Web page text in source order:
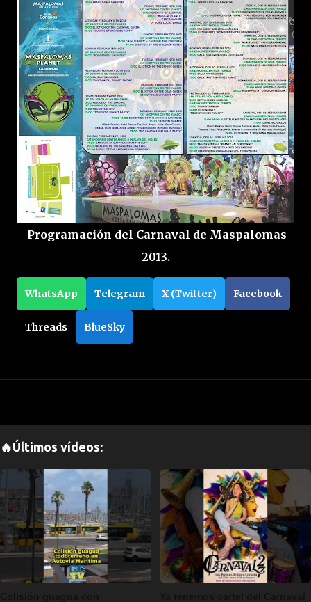
Programación del Carnaval de Maspalomas
2013.
WhatsApp Telegram X (Twitter) Facebook
Threads BlueSky
🔥Últimos vídeos: